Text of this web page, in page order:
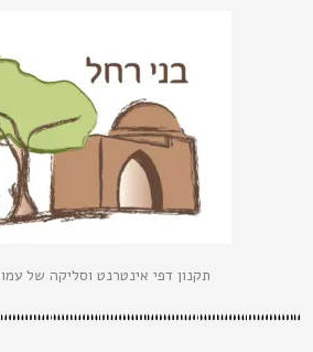
תקנון דפי אינטרנט וסליקה של